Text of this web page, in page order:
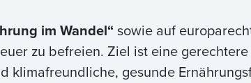
im Wandel“sowie auf
zu befreien. Ziel ist eine
klimafreundliche, gesunde